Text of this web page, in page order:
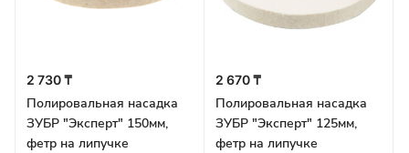
2 730 ₸
Полировальная насадка
ЗУБР "Эксперт" 150мм,
фетр на липучке
2 670 ₸
Полировальная насадка
ЗУБР "Эксперт" 125мм,
фетр на липучке